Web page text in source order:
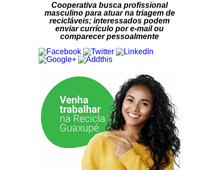
Cooperativa busca profissional
masculino para atuar na triagem de
recicláveis; interessados podem
enviar currículo por e-mail ou
comparecer pessoalmente